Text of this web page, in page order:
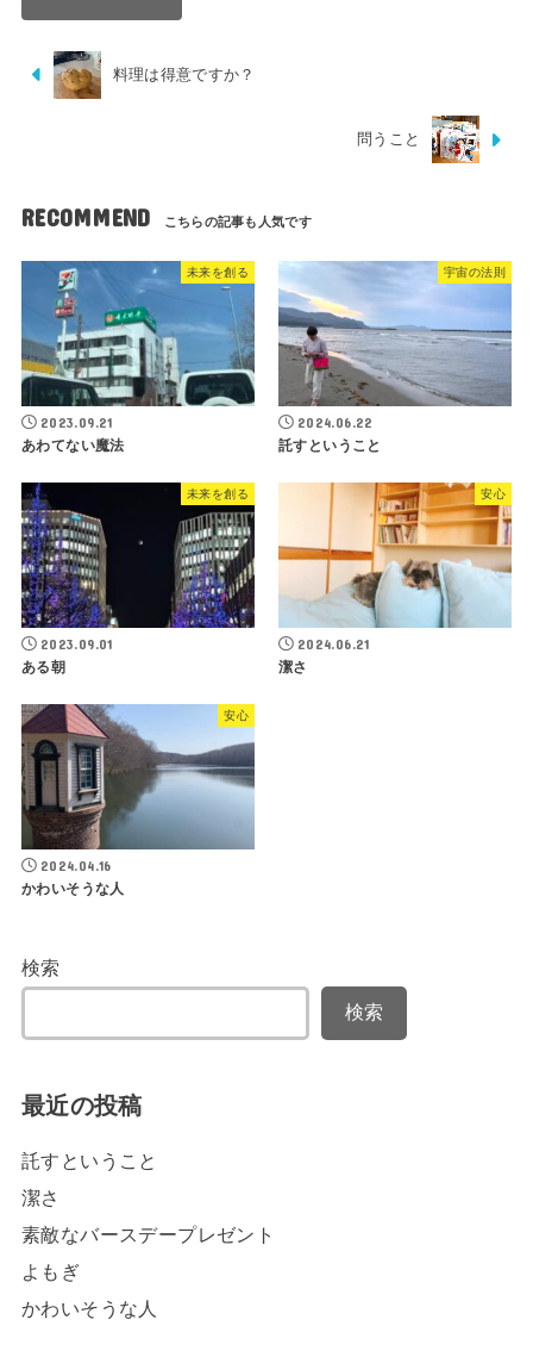
料理は得意ですか？
問うこと
RECOMMEND
未来を創る
2023.09.21
あわてない魔法
宇宙の法則
2024.06.22
託すということ
未来を創る
2023.09.01
ある朝
安心
2024.06.21
潔さ
安心
2024.04.16
かわいそうな人
検索
検索
最近の投稿
託すということ
潔さ
素敵なバースデープレゼント
よもぎ
かわいそうな人